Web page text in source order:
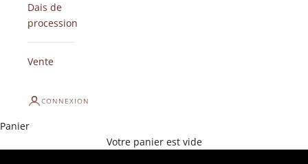
Dais de
procession
Vente
CONNEXION
Panier
Votre panier est vide